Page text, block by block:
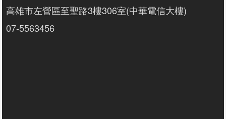
高雄市左營區至聖路3樓306室(中華電信大樓)
07-5563456